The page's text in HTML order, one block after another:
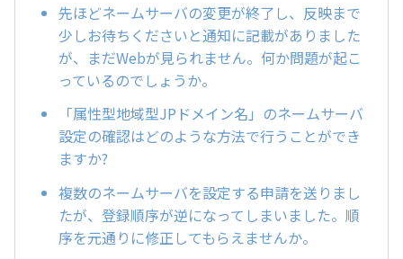
先ほどネームサーバの変更が終了し、反映まで
少しお待ちくださいと通知に記載がありました
が、まだWebが見られません。何か問題が起こ
っているのでしょうか。
「属性型地域型JPドメイン名」のネームサーバ
設定の確認はどのような方法で行うことができ
ますか?
複数のネームサーバを設定する申請を送りまし
たが、登録順序が逆になってしまいました。順
序を元通りに修正してもらえませんか。